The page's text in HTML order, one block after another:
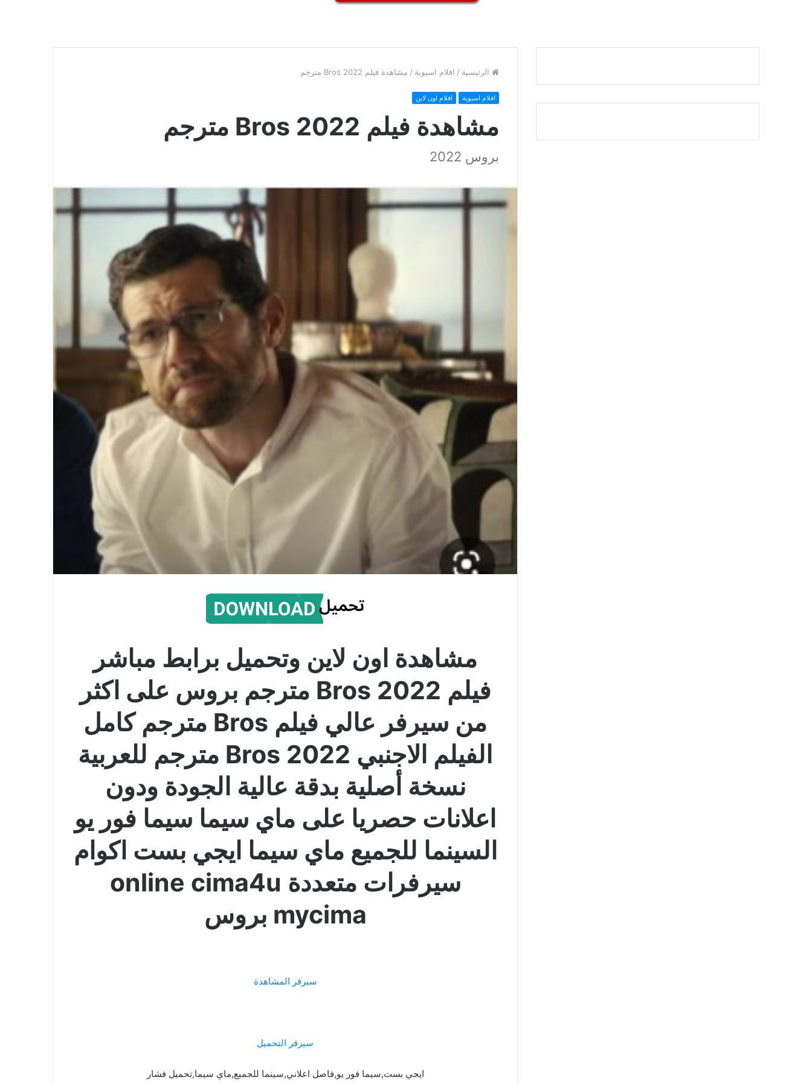
الرئيسية / افلام اسيوية / مشاهدة فيلم Bros 2022 مترجم
افلام اسيوية افلام اون لاين
مشاهدة فيلم Bros 2022 مترجم
بروس 2022
مشاهدة اون لاين وتحميل برابط مباشر
فيلم Bros 2022 مترجم بروس على اكثر
من سيرفر عالي فيلم Bros مترجم كامل
الفيلم الاجنبي Bros 2022 مترجم للعربية
نسخة أصلية بدقة عالية الجودة ودون
اعلانات حصريا على ماي سيما سيما فور يو
السينما للجميع ماي سيما ايجي بست اكوام
سيرفرات متعددة online cima4u
mycima بروس
سيرفر المشاهدة
سيرفر التحميل
ايجي بست,سيما فور يو,فاصل اعلاني,سينما للجميع,ماي سيما,تحميل فشار